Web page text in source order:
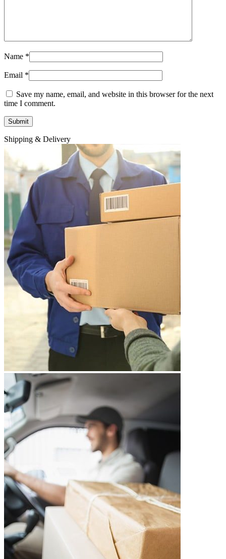
Name *
Email *
Save my name, email, and website in this browser for the next
time I comment.
Shipping & Delivery